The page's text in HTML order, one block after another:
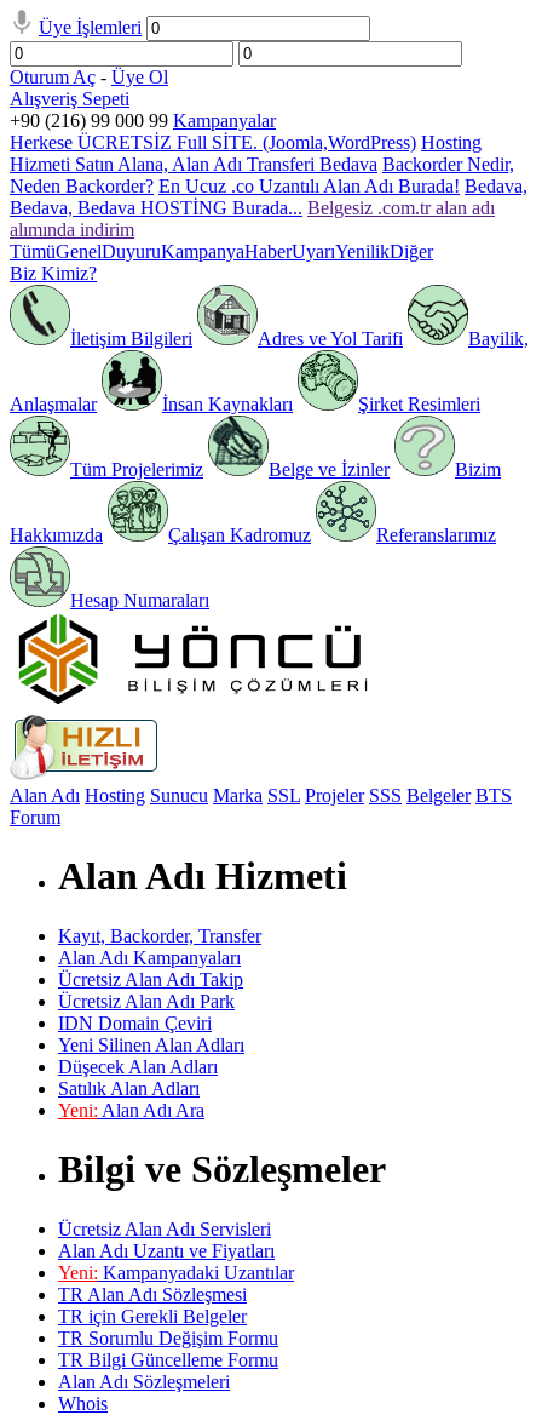
Üye İşlemleri
Oturum Aç - Üye Ol
Alışveriş Sepeti
+90 (216) 99 000 99 Kampanyalar
Herkese ÜCRETSİZ Full SİTE. (Joomla,WordPress) Hosting
Hizmeti Satın Alana, Alan Adı Transferi Bedava Backorder Nedir,
Neden Backorder? En Ucuz .co Uzantılı Alan Adı Burada! Bedava,
Bedava, Bedava HOSTİNG Burada... Belgesiz .com.tr alan adı
alımında indirim
TümüGenelDuyuruKampanyaHaberUyarıYenilikDiğer
Biz Kimiz?
İletişim Bilgileri Adres ve Yol Tarifi Bayilik,
Anlaşmalar İnsan Kaynakları Şirket Resimleri
Tüm Projelerimiz Belge ve İzinler Bizim
Hakkımızda Çalışan Kadromuz Referanslarımız
Hesap Numaraları
Alan Adı Hosting Sunucu Marka SSL Projeler SSS Belgeler BTS
Forum
Alan Adı Hizmeti
Kayıt, Backorder, Transfer
Alan Adı Kampanyaları
Ücretsiz Alan Adı Takip
Ücretsiz Alan Adı Park
IDN Domain Çeviri
Yeni Silinen Alan Adları
Düşecek Alan Adları
Satılık Alan Adları
Yeni: Alan Adı Ara
Bilgi ve Sözleşmeler
Ücretsiz Alan Adı Servisleri
Alan Adı Uzantı ve Fiyatları
Yeni: Kampanyadaki Uzantılar
TR Alan Adı Sözleşmesi
TR için Gerekli Belgeler
TR Sorumlu Değişim Formu
TR Bilgi Güncelleme Formu
Alan Adı Sözleşmeleri
Whois